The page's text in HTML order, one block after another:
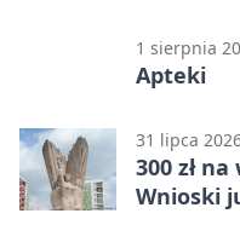
1 sierpnia
Apteki
31 lipca
300 zł
Wnioski